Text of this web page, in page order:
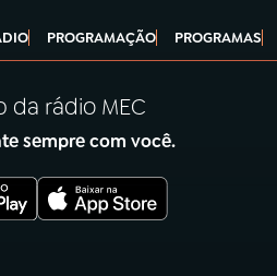
PROGRAMAÇÃO PROGRAMAS
da rádio MEC
sempre com você.